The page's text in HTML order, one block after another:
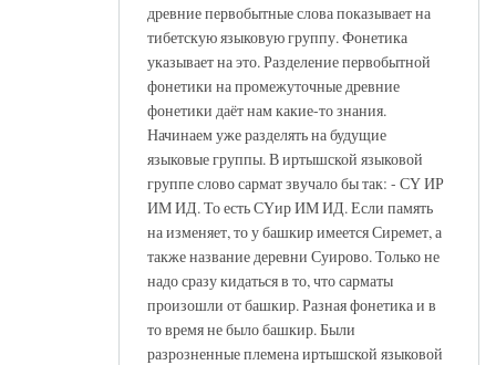
древние первобытные слова показывает на
тибетскую языковую группу. Фонетика
указывает на это. Разделение первобытной
фонетики на промежуточные древние
фонетики даёт нам какие-то знания.
Начинаем уже разделять на будущие
языковые группы. В иртышской языковой
группе слово сармат звучало бы так: - СҮ ИР
ИМ ИД. То есть СҮир ИМ ИД. Если память
на изменяет, то у башкир имеется Сиремет, а
также название деревни Суирово. Только не
надо сразу кидаться в то, что сарматы
произошли от башкир. Разная фонетика и в
то время не было башкир. Были
разрозненные племена иртышской языковой